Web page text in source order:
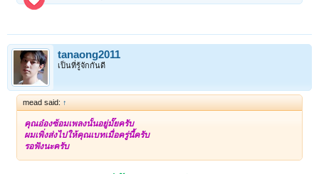
tanaong2011
เป็นที่รู้จักกันดี
mead said: ↑
คุณอ๋องซ้อมเพลงนั้นอยู่มั๊ยครับ
ผมเพิ่งส่งไปให้คุณเบทเมื่อครู่นี้ครับ
รอฟังนะครับ